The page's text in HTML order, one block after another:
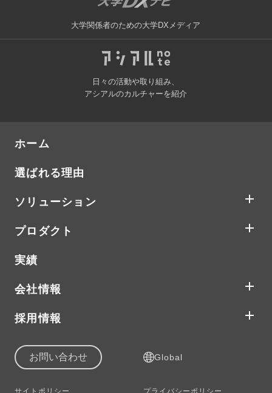
大学関係者のための大学DXメディア
日々の活動や取り組み、
アシアルのカルチャーを紹介
ホーム
選ばれる理由
ソリューション
プロダクト
実績
会社情報
採用情報
お問い合わせ Global